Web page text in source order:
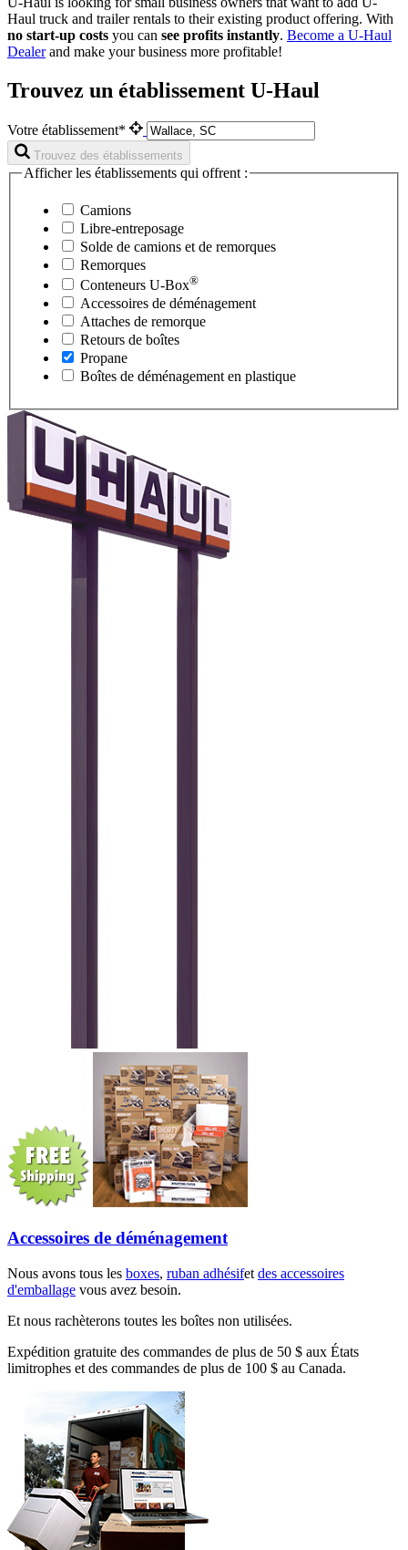
Haul truck and trailer rentals to their existing product offering. With
no start-up costs you can see profits instantly. Become a U-Haul
Dealerand make your business more profitable!
Trouvez un établissement U-Haul
Votre établissement*
Trouvez des établissements
Afficher les établissements qui offrent :
Camions
Libre-entreposage
Solde de camions et de remorques
Remorques
Conteneurs U-Box®
Accessoires de déménagement
Attaches de remorque
Retours de boîtes
Propane
Boîtes de déménagement en plastique
Accessoires de déménagement
Nous avons tous les boxes, ruban adhésifet des accessoires
d'emballage vous avez besoin.
Et nous rachèterons toutes les boîtes non utilisées.
Expédition gratuite des commandes de plus de 50 $ aux États
limitrophes et des commandes de plus de 100 $ au Canada.